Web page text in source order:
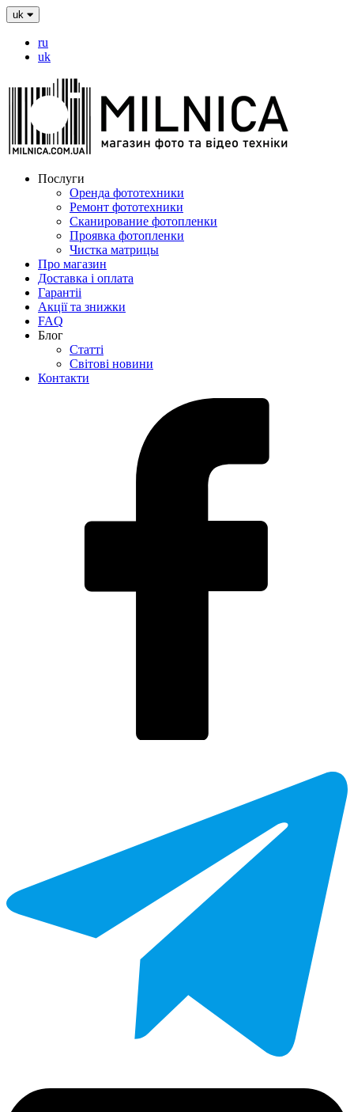
uk
ru
uk
Послуги
Оренда фототехники
Ремонт фототехники
Сканирование фотопленки
Проявка фотопленки
Чистка матрицы
Про магазин
Доставка і оплата
Гарантіі
Акції та знижки
FAQ
Блог
Статті
Світові новини
Контакти